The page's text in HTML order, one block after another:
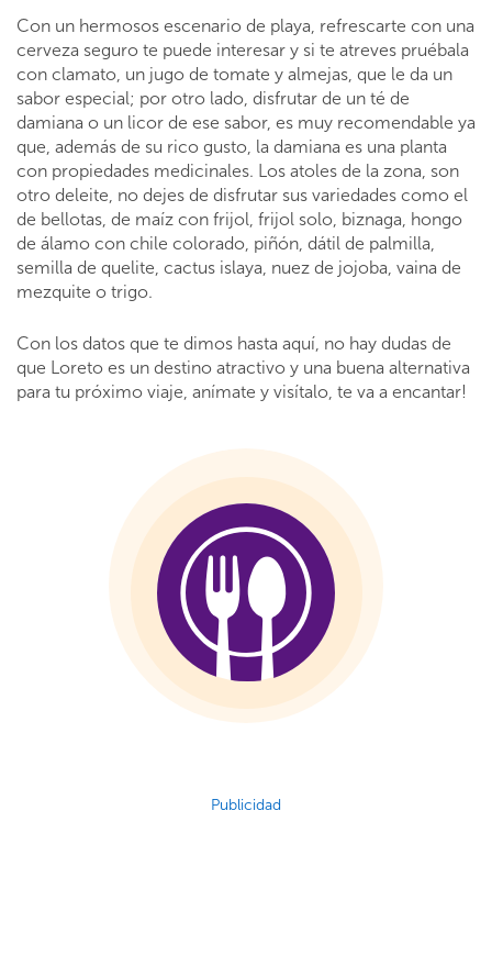
Con un hermosos escenario de playa, refrescarte con una
cerveza seguro te puede interesar y si te atreves pruébala
con clamato, un jugo de tomate y almejas, que le da un
sabor especial; por otro lado, disfrutar de un té de
damiana o un licor de ese sabor, es muy recomendable ya
que, además de su rico gusto, la damiana es una planta
con propiedades medicinales. Los atoles de la zona, son
otro deleite, no dejes de disfrutar sus variedades como el
de bellotas, de maíz con frijol, frijol solo, biznaga, hongo
de álamo con chile colorado, piñón, dátil de palmilla,
semilla de quelite, cactus islaya, nuez de jojoba, vaina de
mezquite o trigo.
Con los datos que te dimos hasta aquí, no hay dudas de
que Loreto es un destino atractivo y una buena alternativa
para tu próximo viaje, anímate y visítalo, te va a encantar!
Publicidad